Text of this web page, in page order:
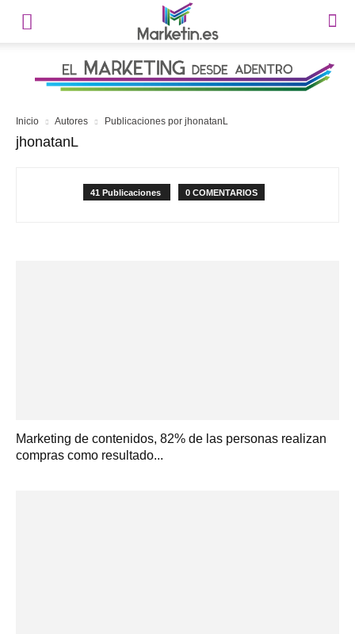
Inicio Autores Publicaciones por jhonatanL
jhonatanL
41 Publicaciones 0 COMENTARIOS
Marketing de contenidos, 82% de las personas realizan
compras como resultado...